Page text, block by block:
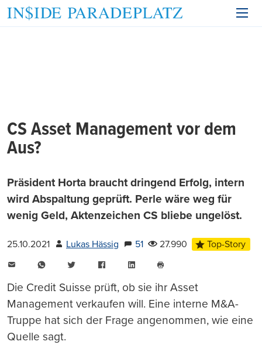
CS Asset Management vor dem
Aus?
Präsident Horta braucht dringend Erfolg, intern
wird Abspaltung geprüft. Perle wäre weg für
wenig Geld, Aktenzeichen CS bliebe ungelöst.
25.10.2021 Lukas Hässig 51 27.990
Top-Story
WhatsAppTwitter FacebookLinkedIn
drucken
Die Credit Suisse prüft, ob sie ihr Asset
Management verkaufen will. Eine interne M&A-
Truppe hat sich der Frage angenommen, wie eine
Quelle sagt.